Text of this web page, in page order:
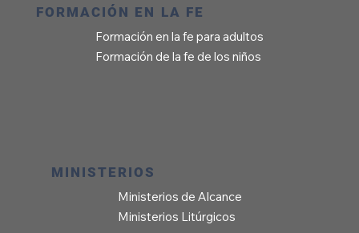
FORMACIÓN EN LA FE
Formación en la fe para adultos
Formación de la fe de los niños
MINISTERIOS
Ministerios de Alcance
Ministerios Litúrgicos